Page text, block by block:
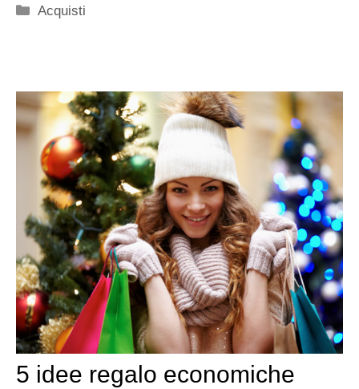
Categorie
Acquisti
5 idee regalo economiche